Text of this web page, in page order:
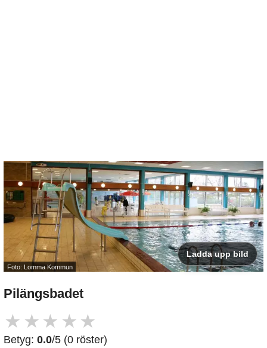
Foto: Lomma Kommun
Ladda upp bild
Pilängsbadet
★ ★ ★ ★ ★
Betyg: 0.0/5 (0 röster)